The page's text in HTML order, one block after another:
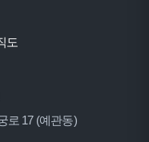
도
로 17 (예관동)